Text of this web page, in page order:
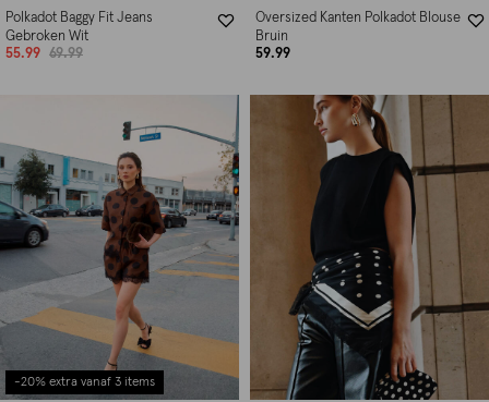
Polkadot Baggy Fit Jeans
Gebroken Wit
55.99
69.99
Oversized Kanten Polkadot Blouse
Bruin
59.99
-20% extra vanaf 3 items